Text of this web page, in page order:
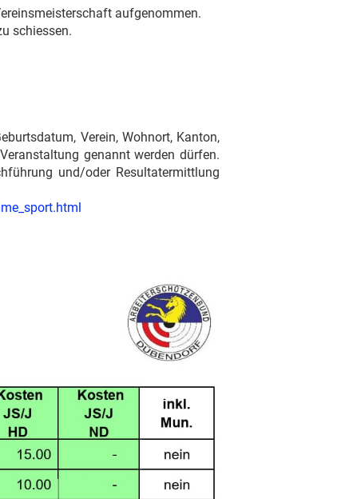
aufgenommen.
schiessen.
Verein, Wohnort, Kanton,
genannt werden dürfen.
und/oder Resultatermittlung